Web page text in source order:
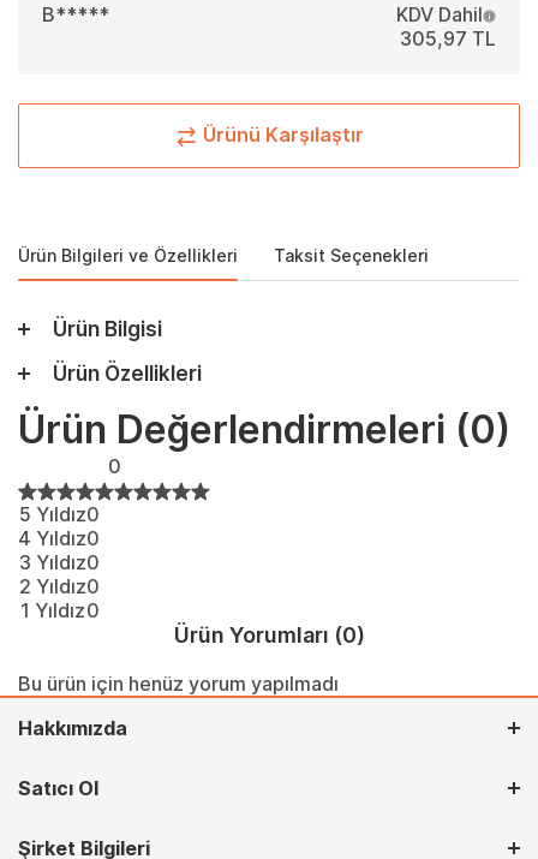
B*****
KDV Dahil
305,97 TL
Ürünü Karşılaştır
Ürün Bilgileri ve Özellikleri Taksit Seçenekleri
Ürün Bilgisi
Ürün Özellikleri
Ürün Değerlendirmeleri (0)
0
5 Yıldız0
4 Yıldız0
3 Yıldız0
2 Yıldız0
1 Yıldız0
Ürün Yorumları (0)
Bu ürün için henüz yorum yapılmadı
Hakkımızda
Satıcı Ol
Şirket Bilgileri